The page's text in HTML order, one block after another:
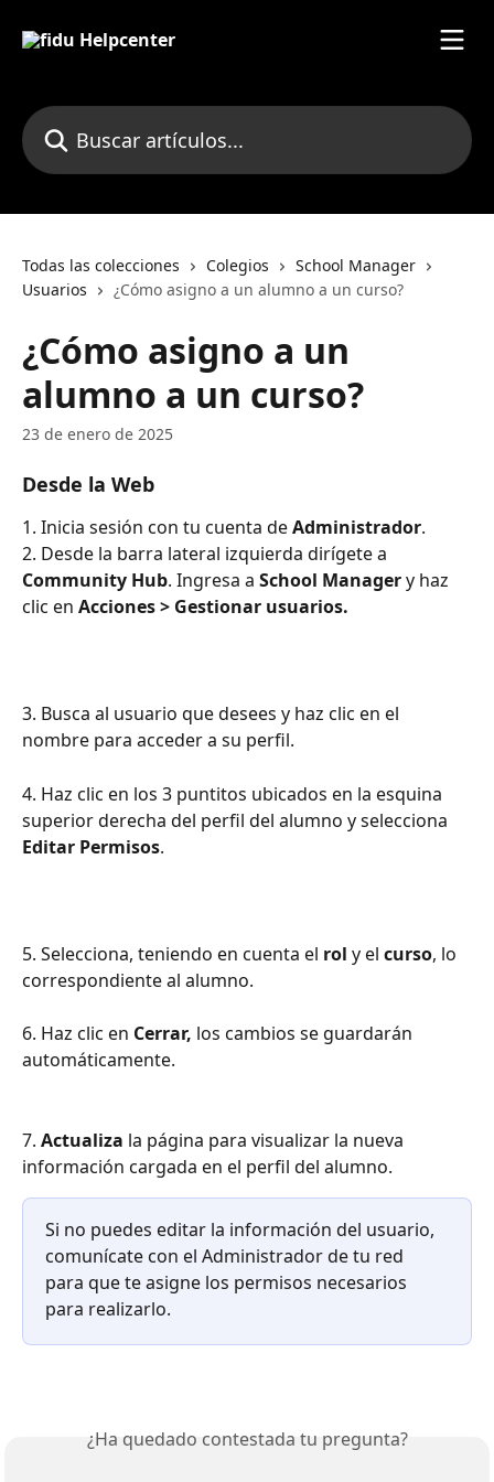
Buscar artículos...
Todas las colecciones Colegios
School Manager
Usuarios
¿Cómo asigno a un alumno a un curso?
¿Cómo asigno a un
alumno a un curso?
23 de enero de 2025
Desde la Web
1. Inicia sesión con tu cuenta de Administrador.
2. Desde la barra lateral izquierda dirígete a
Community Hub. Ingresa a School Manager y haz
clic en Acciones > Gestionar usuarios.
3. Busca al usuario que desees y haz clic en el
nombre para acceder a su perfil.
4. Haz clic en los 3 puntitos ubicados en la esquina
superior derecha del perfil del alumno y selecciona
Editar Permisos.
5. Selecciona, teniendo en cuenta el rol y el curso, lo
correspondiente al alumno.
6. Haz clic en Cerrar, los cambios se guardarán
automáticamente.
7. Actualiza la página para visualizar la nueva
información cargada en el perfil del alumno.
Si no puedes editar la información del usuario,
comunícate con el Administrador de tu red
para que te asigne los permisos necesarios
para realizarlo.
¿Ha quedado contestada tu pregunta?